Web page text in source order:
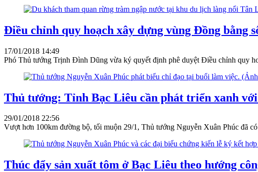
Điều chỉnh quy hoạch xây dựng vùng Đồng bằng
17/01/2018 14:49
Phó Thủ tướng Trịnh Đình Dũng vừa ký quyết định phê duyệt Điều chỉnh quy
Thủ tướng: Tỉnh Bạc Liêu cần phát triển xanh
29/01/2018 22:56
Vượt hơn 100km đường bộ, tối muộn 29/1, Thủ tướng Nguyễn Xuân Phúc đã
Thúc đẩy sản xuất tôm ở Bạc Liêu theo hướng